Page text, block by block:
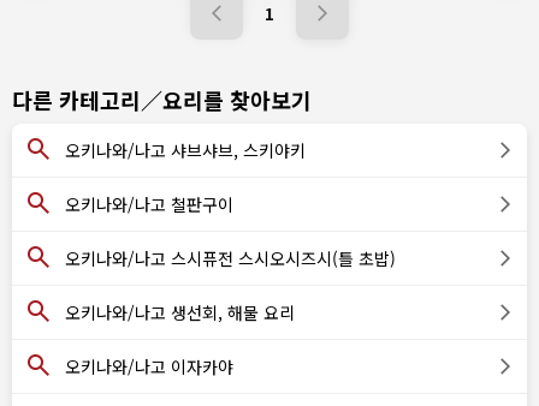
1
다른 카테고리／요리를 찾아보기
오키나와/나고 샤브샤브, 스키야키
오키나와/나고 철판구이
오키나와/나고 스시퓨전 스시오시즈시(틀 초밥)
오키나와/나고 생선회, 해물 요리
오키나와/나고 이자카야